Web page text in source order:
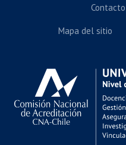
Contacto
Mapa del sitio